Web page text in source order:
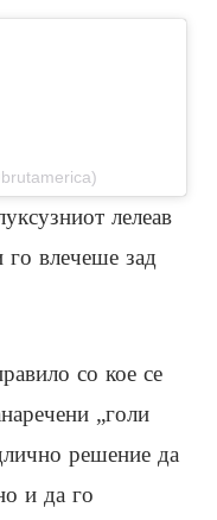
лелеав
го влечеше зад
со кое се
„голи
решение да
и да го